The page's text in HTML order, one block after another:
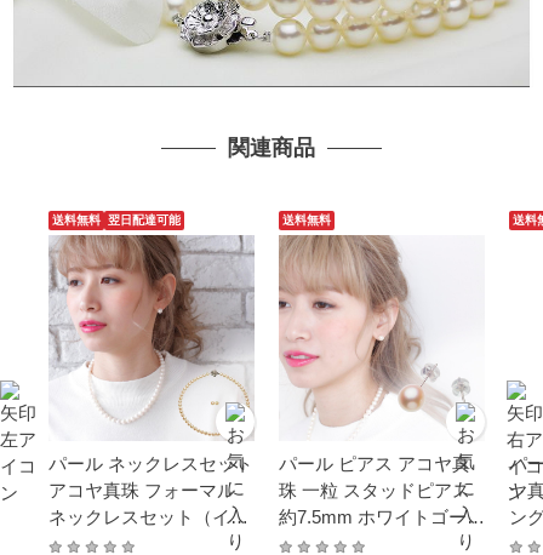
関連商品
送料無料 翌日配達可能
パール ネックレスセット
アコヤ真珠 フォーマル
ネックレスセット（イヤ
リングorピアス） 約7.5-
送料無料
パール ピアス アコヤ真
珠 一粒 スタッドピアス
約7.5mm ホワイトゴール
ド K14WG 結婚式 冠婚葬
送料
パ
ヤ
ン
SV